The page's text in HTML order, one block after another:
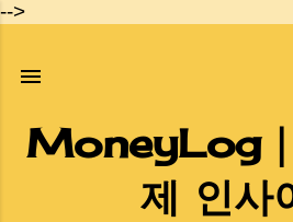
-->
기본 콘텐츠로
MoneyLog｜
제 인사